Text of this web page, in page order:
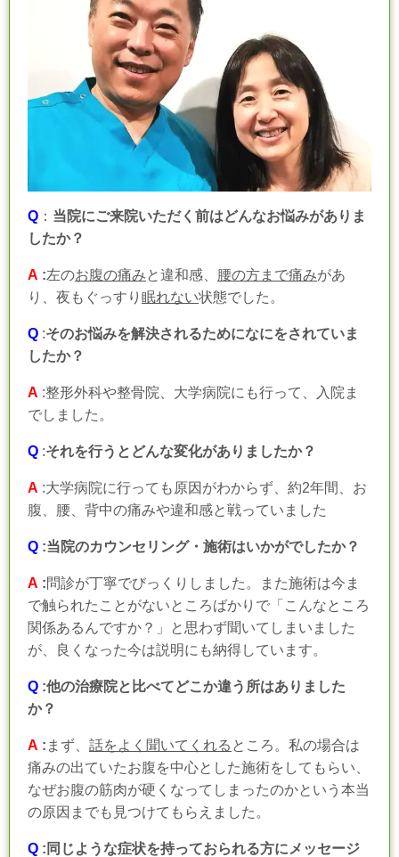
Q ： 当院にご来院いただく前はどんなお悩みがありま
したか？
A :左のお腹の痛みと違和感、 腰の方まで痛みがあ
り、夜もぐっすり 眠れない状態でした。
Q :そのお悩みを解決されるためになにをされていま
したか？
A :整形外科や整骨院、大学病院にも行って、入院ま
でしました。
Q :それを行うとどんな変化がありましたか？
A :大学病院に行っても原因がわからず、約2年間、お
腹、腰、背中の痛みや違和感と戦っていました
Q :当院のカウンセリング・施術はいかがでしたか？
A :問診が丁寧でびっくりしました。また施術は今ま
で触られたことがないところばかりで「こんなところ
関係あるんですか？」と思わず聞いてしまいました
が、良くなった今は説明にも納得しています。
Q :他の治療院と比べてどこか違う所はありました
か？
A : まず、 話をよく聞いてくれる ところ。私の場合は
痛みの出ていたお腹を中心とした施術をしてもらい、
なぜお腹の筋肉が硬くなってしまったのかという本当
の原因までも見つけてもらえました。
Q :同じような症状を持っておられる方にメッセージ